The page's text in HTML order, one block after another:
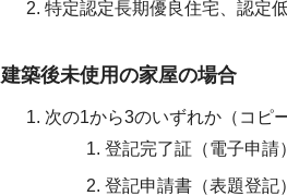
特定認定長期優良住宅、認定
建築後未使用の家屋の場合
次の1から3のいずれか（コピ
登記完了証（電子申請）
登記申請書（表題登記